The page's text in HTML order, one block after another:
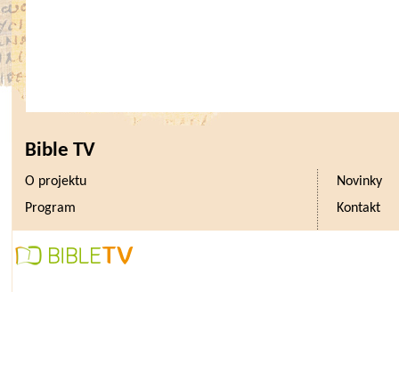
Bible TV
O projektu
Novinky
Program
Kontakt